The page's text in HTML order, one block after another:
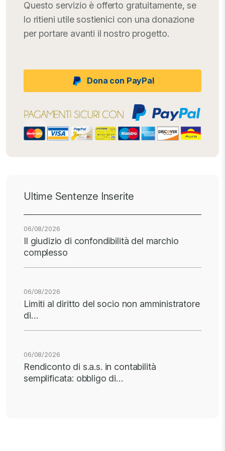
Questo servizio è offerto gratuitamente, se
lo ritieni utile sostienici con una donazione
per portare avanti il nostro progetto.
Dona con PayPal
Ultime Sentenze Inserite
06/08/2026
Il giudizio di confondibilità del marchio
complesso
06/08/2026
Limiti al diritto del socio non amministratore
di…
06/08/2026
Rendiconto di s.a.s. in contabilità
semplificata: obbligo di…